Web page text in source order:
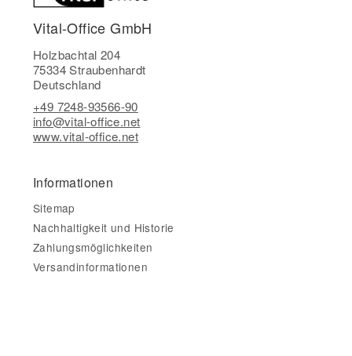
Vital-Office GmbH
Holzbachtal 204
75334 Straubenhardt
Deutschland
+49 7248-93566-90
info@vital-office.net
www.vital-office.net
Informationen
Sitemap
Nachhaltigkeit und Historie
Zahlungsmöglichkeiten
Versandinformationen